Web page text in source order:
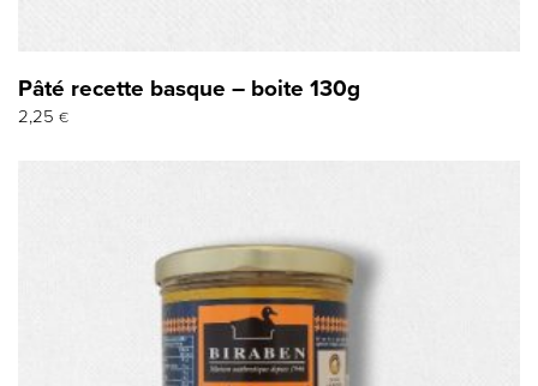
Pâté recette basque – boite 130g
2,25 €